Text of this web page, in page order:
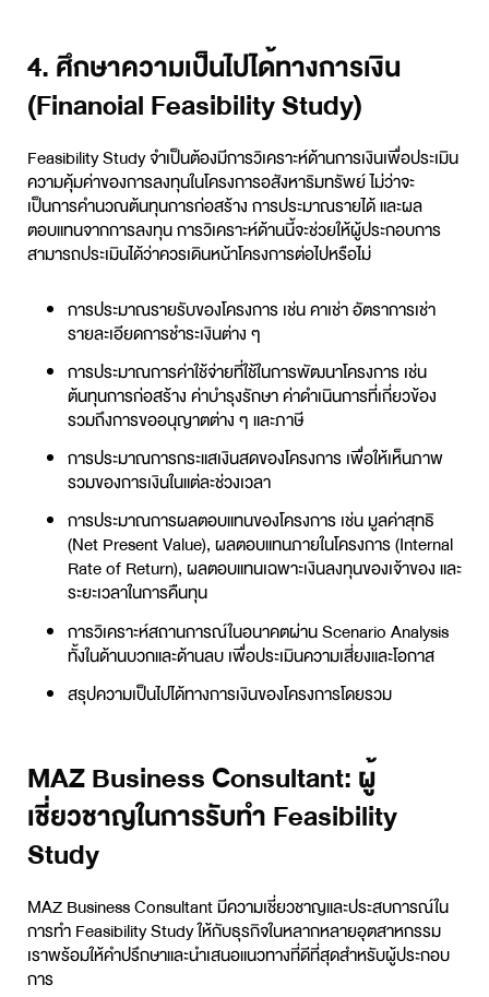
4. ศึกษาความเป็นไปได้ทางการเงิน
(Financial Feasibility Study)
Feasibility Study จำเป็นต้องมีการวิเคราะห์ด้านการเงินเพื่อประเมิน
ความคุ้มค่าของการลงทุนในโครงการอสังหาริมทรัพย์ ไม่ว่าจะ
เป็นการคำนวณต้นทุนการก่อสร้าง การประมาณรายได้ และผล
ตอบแทนจากการลงทุน การวิเคราะห์ด้านนี้จะช่วยให้ผู้ประกอบการ
สามารถประเมินได้ว่าควรเดินหน้าโครงการต่อไปหรือไม่
การประมาณรายรับของโครงการ เช่น คาเช่า อัตราการเช่า
รายละเอียดการชำระเงินต่าง ๆ
การประมาณการค่าใช้จ่ายที่ใช้ในการพัฒนาโครงการ เช่น
ต้นทุนการก่อสร้าง ค่าบำรุงรักษา ค่าดำเนินการที่เกี่ยวข้อง
รวมถึงการขออนุญาตต่าง ๆ และภาษี
การประมาณการกระแสเงินสดของโครงการ เพื่อให้เห็นภาพ
รวมของการเงินในแต่ละช่วงเวลา
การประมาณการผลตอบแทนของโครงการ เช่น มูลค่าสุทธิ
(Net Present Value), ผลตอบแทนภายในโครงการ (Internal
Rate of Return), ผลตอบแทนเฉพาะเงินลงทุนของเจ้าของ และ
ระยะเวลาในการคืนทุน
การวิเคราะห์สถานการณ์ในอนาคตผ่าน Scenario Analysis
ทั้งในด้านบวกและด้านลบ เพื่อประเมินความเสี่ยงและโอกาส
สรุปความเป็นไปได้ทางการเงินของโครงการโดยรวม
MAZ Business Consultant: ผู้
เชี่ยวชาญในการรับทำ Feasibility
Study
MAZ Business Consultant มีความเชี่ยวชาญและประสบการณ์ใน
การทำ Feasibility Study ให้กับธุรกิจในหลากหลายอุตสาหกรรม
เราพร้อมให้คำปรึกษาและนำเสนอแนวทางที่ดีที่สุดสำหรับผู้ประกอบ
การ